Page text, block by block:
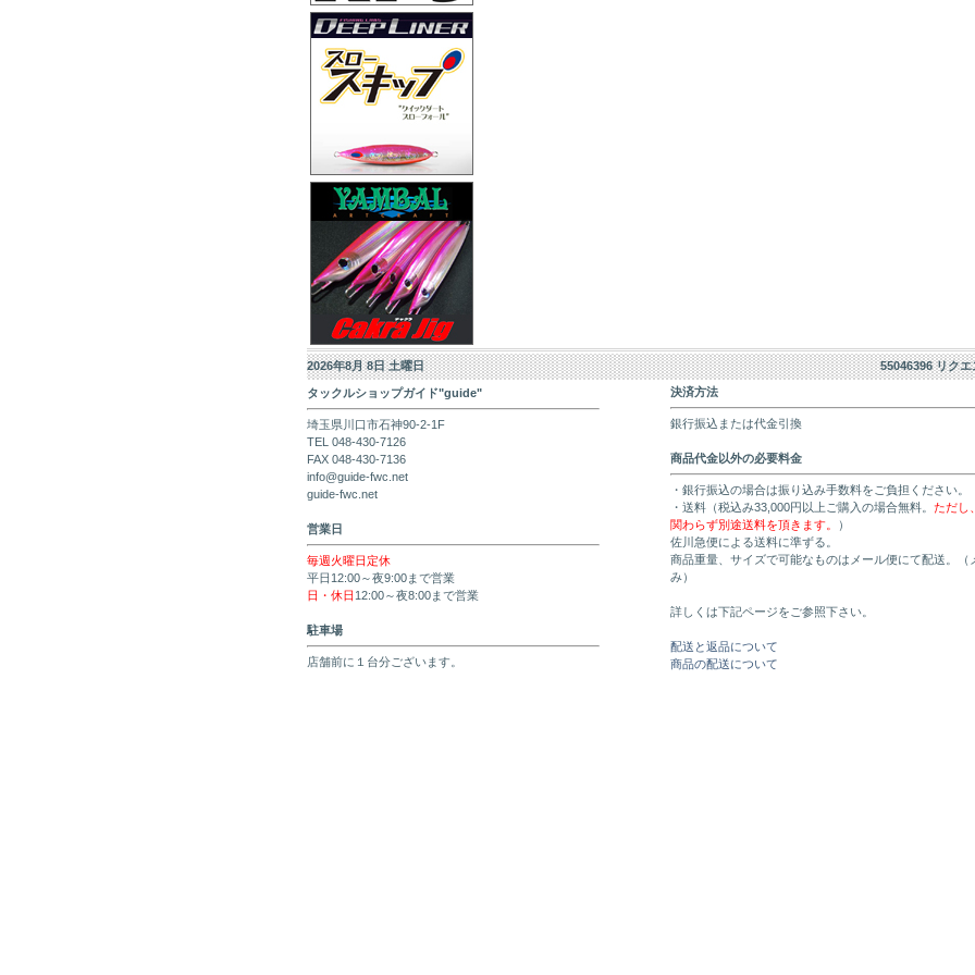
2026年8月 8日 土曜日 55046396 リク
タックルショップガイド"guide"
埼玉県川口市石神90-2-1F
TEL 048-430-7126
FAX 048-430-7136
info@guide-fwc.net
guide-fwc.net
営業日
毎週火曜日定休
平日12:00～夜9:00まで営業
日・休日 12:00～夜8:00まで営業
駐車場
店舗前に１台分ございます。
決済方法
銀行振込または代金引換
商品代金以外の必要料金
・銀行振込の場合は振り込み手数料をご負担ください。
・送料（税込み33,000円以上ご購入の場合無料。 ただし
関わらず別途送料を頂きます。
）
佐川急便による送料に準ずる。
商品重量、サイズで可能なものはメール便にて配送。
み）
詳しくは下記ページをご参照下さい。
配送と返品について
商品の配送について